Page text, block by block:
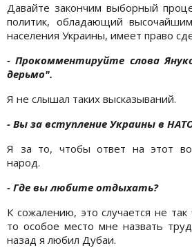
Давайте закончим выборный
политик, обладающий
населения Украины, имеет право
- Прокомментируйте слова
дерьмо".
Я не слышал таких высказываний.
- Вы за вступление Украины в
Я за то, чтобы ответ на этот
народ.
- Где вы любите отдыхать?
К сожалению, это случается не так
то особое место мне назвать
назад я любил Дубаи.